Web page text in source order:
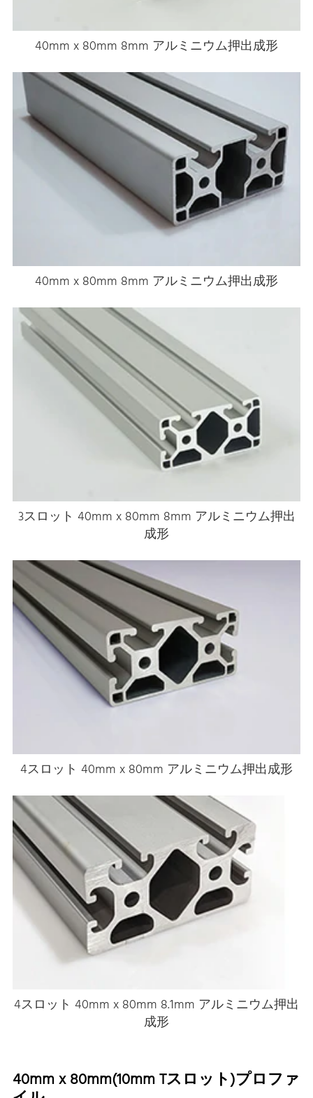
40mm x 80mm 8mm アルミニウム押出成形
40mm x 80mm 8mm アルミニウム押出成形
3スロット 40mm x 80mm 8mm アルミニウム押出
成形
4スロット 40mm x 80mm アルミニウム押出成形
4スロット 40mm x 80mm 8.1mm アルミニウム押出
成形
40mm x 80mm(10mm Tスロット)プロファ